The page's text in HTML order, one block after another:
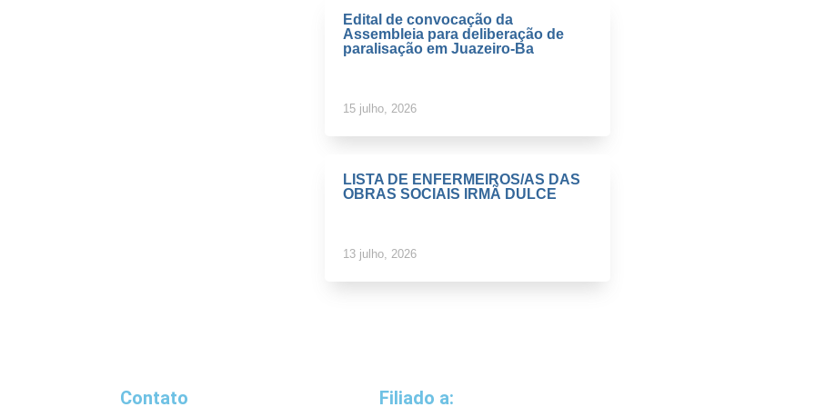
Edital de convocação da
Assembleia para deliberação de
paralisação em Juazeiro-Ba
15 julho, 2026
LISTA DE ENFERMEIROS/AS DAS
OBRAS SOCIAIS IRMÃ DULCE
13 julho, 2026
Contato Filiado a: